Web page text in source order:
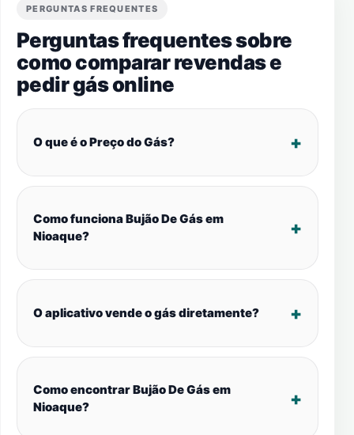
PERGUNTAS FREQUENTES
Perguntas frequentes sobre
como comparar revendas e
pedir gás online
O que é o Preço do Gás?
Como funciona Bujão De Gás em
Nioaque?
O aplicativo vende o gás diretamente?
Como encontrar Bujão De Gás em
Nioaque?